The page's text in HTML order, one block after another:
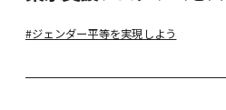
#ジェンダー平等を実現しよう